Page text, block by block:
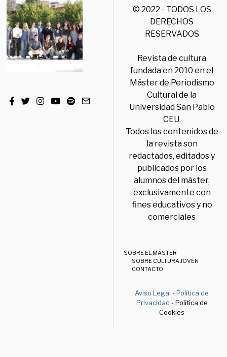
© 2022 - TODOS LOS
DERECHOS
RESERVADOS
Revista de cultura
fundada en 2010 en el
Máster de Periodismo
Cultural de la
Universidad San Pablo
CEU.
Todos los contenidos de
la revista son
redactados, editados y
publicados por los
alumnos del máster,
exclusivamente con
fines educativos y no
comerciales
SOBRE EL MÁSTER
SOBRE CULTURA JOVEN
CONTACTO
Aviso Legal -Política de
Privacidad - Política de
Cookies